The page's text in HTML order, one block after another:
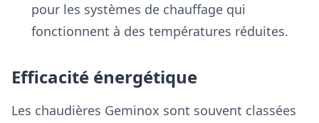
pour les systèmes de chauffage qui
fonctionnent à des températures réduites.
Efficacité énergétique
Les chaudières Geminox sont souvent classées